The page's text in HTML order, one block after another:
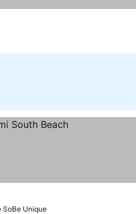
SoBe Unique